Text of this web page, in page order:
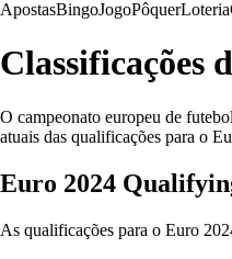
ApostasBingoJogoPôquerLoteria
Classificações
O campeonato europeu de
atuais das qualificações para o
Euro 2024
As qualificações para o Euro